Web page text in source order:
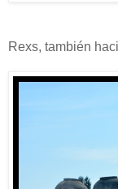
Rexs, también